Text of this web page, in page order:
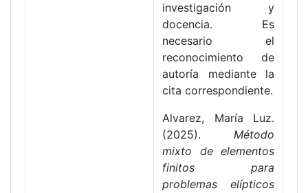
investigación y
docencia. Es
necesario el
reconocimiento de
autoría mediante la
cita correspondiente.
Alvarez, María Luz.
(2025). Método
mixto de elementos
finitos para
problemas elípticos